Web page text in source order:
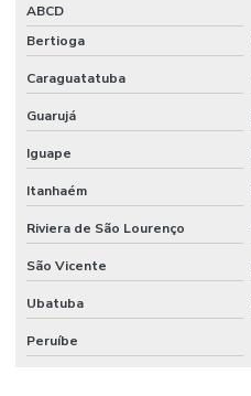
Medidor de potássio
Medidor de sal
Medidor de sódio
Medidores para agricultura
Membrana de filtração
Microcentrífuga refrigerada
Microcentrifugas para laboratório
Micropipeta para laboratório
ABCD
Bertioga
Caraguatatuba
Guarujá
Iguape
Itanhaém
Riviera de São Lourenço
São Vicente
Ubatuba
Peruíbe